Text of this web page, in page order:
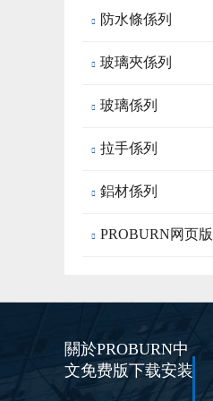
 防水條係列
 玻璃夾係列
 玻璃係列
 拉手係列
 鋁材係列
 PROBURN网页
關於PROBURN中
文免费版下载安装